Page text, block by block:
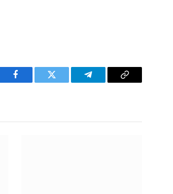
Facebook Twitter Telegram Copy